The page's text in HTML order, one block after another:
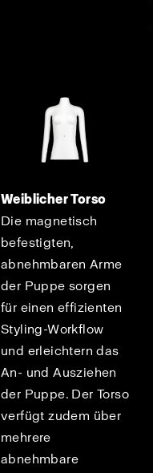
Weiblicher Torso
Die magnetisch
befestigten,
abnehmbaren Arme
der Puppe sorgen
für einen effizienten
Styling-Workflow
und erleichtern das
An- und Ausziehen
der Puppe. Der Torso
verfügt zudem über
mehrere
abnehmbare